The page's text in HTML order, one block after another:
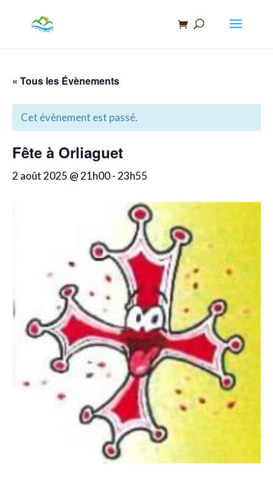
« Tous les Évènements
Cet évènement est passé.
Fête à Orliaguet
2 août 2025 @ 21h00- 23h55